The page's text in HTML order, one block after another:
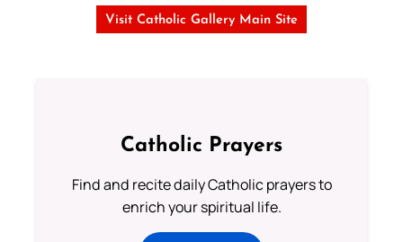
Visit Catholic Gallery Main Site
Catholic Prayers
Find and recite daily Catholic prayers to
enrich your spiritual life.